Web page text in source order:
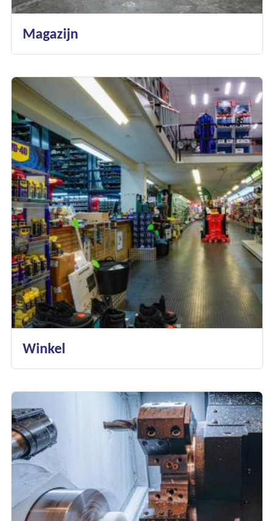
Ons assortiment
Onze merken
Onze diensten
Over Kalkhuis
Contact
Magazijn
Winkel